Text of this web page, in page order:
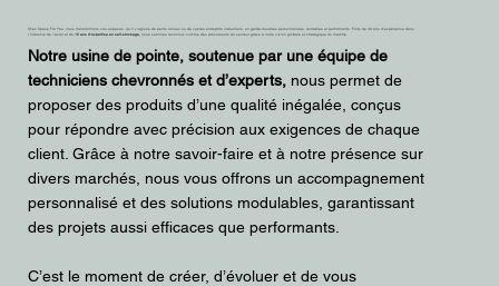
Chez Space For You, nous transformons vos espaces, qu’il s’agisse de petits locaux ou de vastes entrepôts industriels, en garde-meubles personnalisés, rentables et performants. Forts de 40 ans d’expérience dans
l’industrie de l’acier et de 15 ans d’expertise en self-stockage, nous sommes reconnus comme des précurseurs du secteur grâce à notre vision globale et stratégique du marché.
Notre usine de pointe, soutenue par une équipe de
techniciens chevronnés et d’experts, nous permet de
proposer des produits d’une qualité inégalée, conçus
pour répondre avec précision aux exigences de chaque
client. Grâce à notre savoir-faire et à notre présence sur
divers marchés, nous vous offrons un accompagnement
personnalisé et des solutions modulables, garantissant
des projets aussi efficaces que performants.
C’est le moment de créer, d’évoluer et de vous